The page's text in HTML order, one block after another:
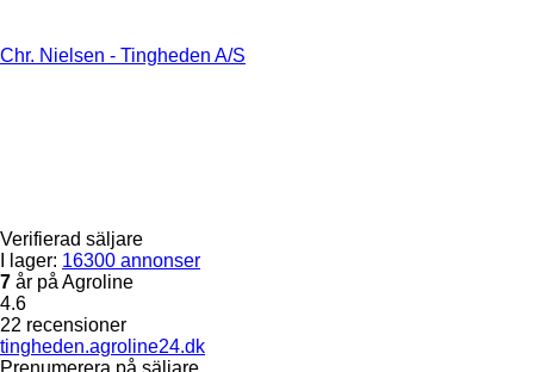
Chr. Nielsen - Tingheden A/S
Verifierad säljare
I lager: 16300 annonser
7 år på Agroline
4.6
22 recensioner
tingheden.agroline24.dk
Prenumerera på säljare